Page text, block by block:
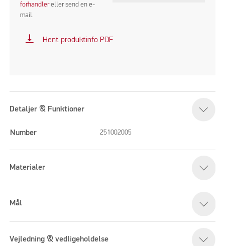
forhandlereller send en e-
mail.
vertical_align_bottom Hent produktinfo PDF
Detaljer & Funktioner
Number 251002005
Materialer
Mål
Vejledning & vedligeholdelse